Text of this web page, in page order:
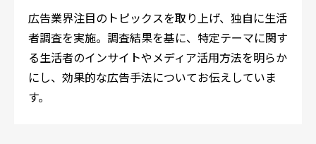
広告業界注目のトピックスを取り上げ、独自に生活
者調査を実施。調査結果を基に、特定テーマに関す
る生活者のインサイトやメディア活用方法を明らか
にし、効果的な広告手法についてお伝えしていま
す。